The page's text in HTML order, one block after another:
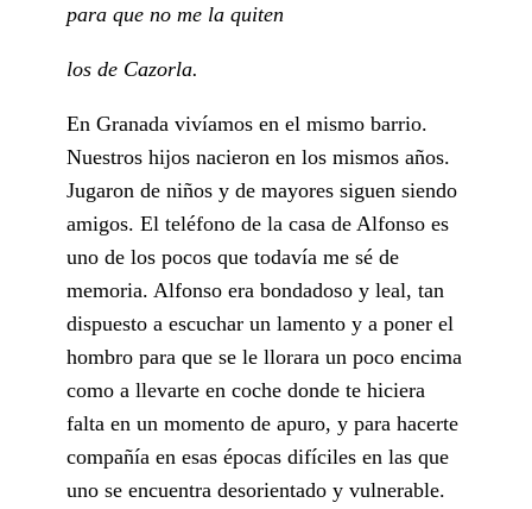
para que no me la quiten
los de Cazorla.
En Granada vivíamos en el mismo barrio.
Nuestros hijos nacieron en los mismos años.
Jugaron de niños y de mayores siguen siendo
amigos. El teléfono de la casa de Alfonso es
uno de los pocos que todavía me sé de
memoria. Alfonso era bondadoso y leal, tan
dispuesto a escuchar un lamento y a poner el
hombro para que se le llorara un poco encima
como a llevarte en coche donde te hiciera
falta en un momento de apuro, y para hacerte
compañía en esas épocas difíciles en las que
uno se encuentra desorientado y vulnerable.